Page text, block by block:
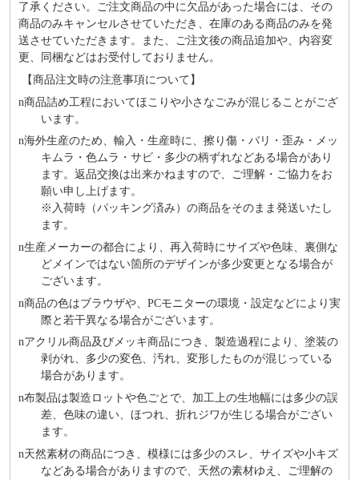
了承ください。ご注文商品の中に欠品があった場合には、その
商品のみキャンセルさせていただき、在庫のある商品のみを発
送させていただきます。また、ご注文後の商品追加や、内容変
更、同梱などはお受付しておりません。
【商品注文時の注意事項について】
n商品詰め⼯程においてほこりや⼩さなごみが混じることがござ
います。
n海外⽣産のため、輸⼊・⽣産時に、擦り傷・バリ・歪み・メッ
キムラ・色ムラ・サビ・多少の柄ずれなどある場合があり
ます。返品交換は出来かねますので、ご理解・ご協⼒をお
願い申し上げます。
※⼊荷時（パッキング済み）の商品をそのまま発送いたし
ます。
n⽣産メーカーの都合により、再⼊荷時にサイズや⾊味、裏側な
どメインではない箇所のデザインが多少変更となる場合が
ございます。
n商品の⾊はブラウザや、PCモニターの環境・設定などにより実
際と若⼲異なる場合がございます。
nアクリル商品及びメッキ商品につき、製造過程により、塗装の
剥がれ、多少の変色、汚れ、変形したものが混じっている
場合があります。
n布製品は製造ロットや色ごとで、加工上の生地幅には多少の誤
差、色味の違い、ほつれ、折れジワが生じる場合がござい
ます。
n天然素材の商品につき、模様には多少のスレ、サイズや小キズ
などある場合がありますので、天然の素材ゆえ、ご理解の